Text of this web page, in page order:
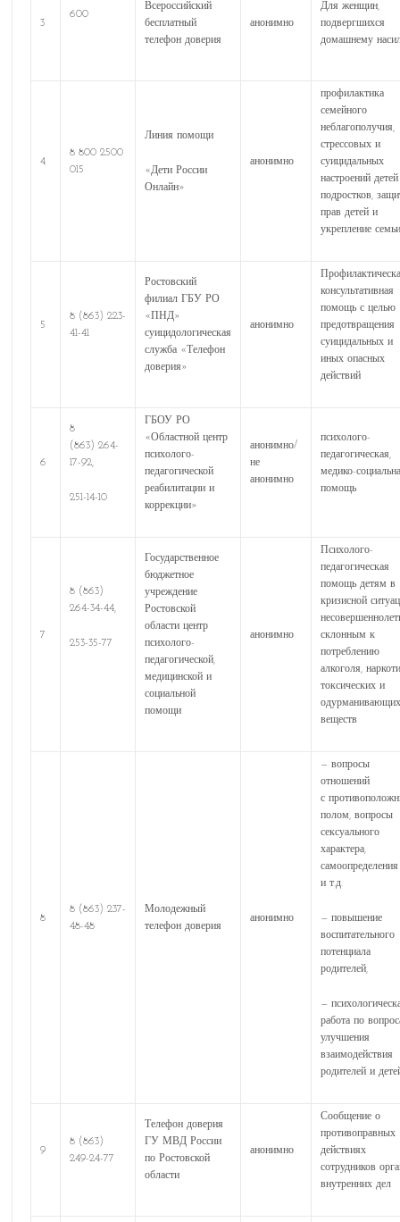
3
600
Всероссийский
бесплатный
телефон доверия
анонимно
Для женщин,
подвергшихся
домашнему
4
8 800 2500
015
Линия помощи
«Дети России
Онлайн»
анонимно
профилактика
семейного
неблагополучия,
стрессовых и
суицидальных
настроений
подростков,
прав детей и
укрепление
5
8 (863) 223-
41-41
Ростовский
филиал ГБУ РО
«ПНД»
суицидологическая
служба «Телефон
доверия»
анонимно
консультативная
помощь с целью
предотвращения
суицидальных и
иных опасных
действий
6
8
(863) 264-
17-92,
251-14-10
ГБОУ РО
«Областной центр
психолого-
педагогической
реабилитации и
коррекции»
анонимно/
не
анонимно
психолого-
педагогическая,
медико-
помощь
7
8 (863)
264-34-44,
253-35-77
Государственное
бюджетное
учреждение
Ростовской
области центр
психолого-
педагогической,
медицинской и
социальной
помощи
анонимно
Психолого-
педагогическая
помощь детям в
кризисной
склонным к
потреблению
алкоголя,
токсических и
веществ
8
8 (863) 237-
48-48
Молодежный
телефон доверия
анонимно
— вопросы
отношений
с
полом, вопросы
сексуального
характера,
самоопределения
и т.д.
— повышение
воспитательного
потенциала
родителей,
—
работа по
улучшения
взаимодействия
родителей и
9
8 (863)
249-24-77
Телефон доверия
ГУ МВД России
по Ростовской
области
анонимно
Сообщение о
противоправных
действиях
сотрудников
внутренних дел